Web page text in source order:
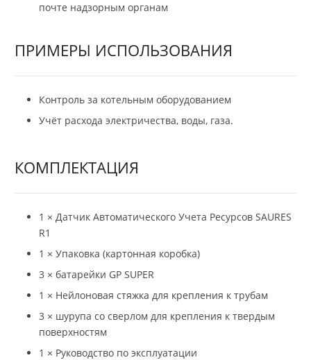
почте надзорным органам
ПРИМЕРЫ ИСПОЛЬЗОВАНИЯ
Контроль за котельным оборудованием
Учёт расхода электричества, воды, газа.
КОМПЛЕКТАЦИЯ
1 × Датчик Автоматического Учета Ресурсов SAURES
R1
1 × Упаковка (картонная коробка)
3 × батарейки GP SUPER
1 × Нейлоновая стяжка для крепления к трубам
3 × шурупа со сверлом для крепления к твердым
поверхностям
1 × Руководство по эксплуатации